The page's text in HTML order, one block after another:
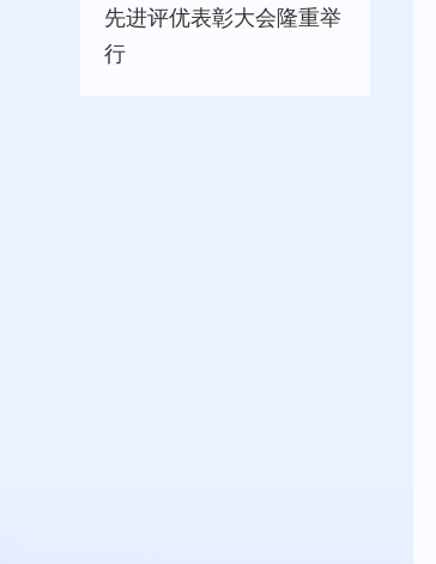
先进评优表彰大会隆重举
行